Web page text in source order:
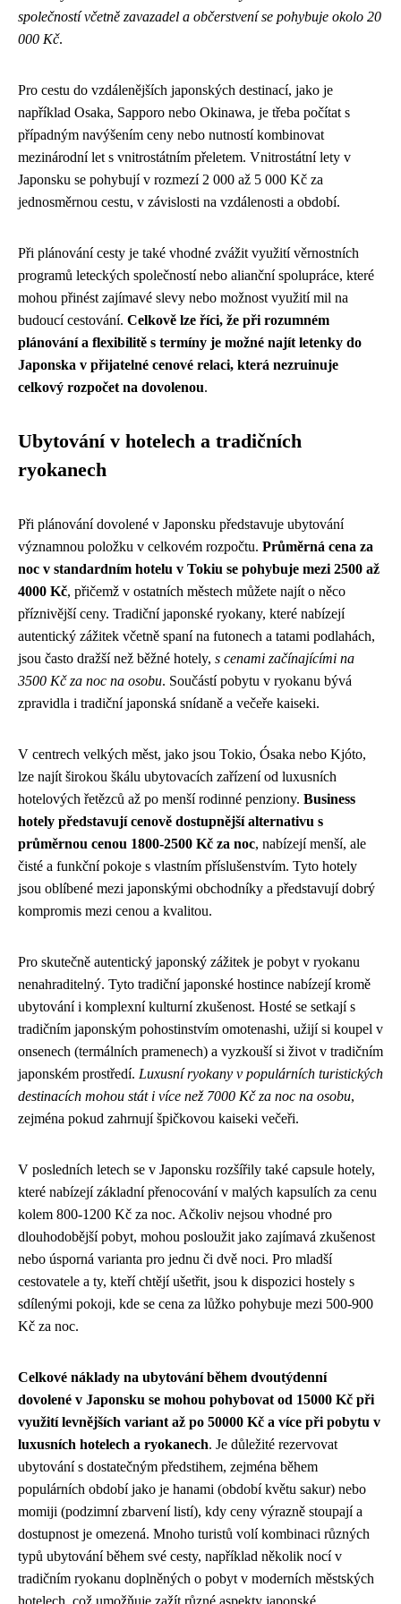
společností včetně zavazadel a občerstvení se pohybuje okolo 20
000 Kč.
Pro cestu do vzdálenějších japonských destinací, jako je
například Osaka, Sapporo nebo Okinawa, je třeba počítat s
případným navýšením ceny nebo nutností kombinovat
mezinárodní let s vnitrostátním přeletem. Vnitrostátní lety v
Japonsku se pohybují v rozmezí 2 000 až 5 000 Kč za
jednosměrnou cestu, v závislosti na vzdálenosti a období.
Při plánování cesty je také vhodné zvážit využití věrnostních
programů leteckých společností nebo alianční spolupráce, které
mohou přinést zajímavé slevy nebo možnost využití mil na
budoucí cestování. Celkově lze říci, že při rozumném
plánování a flexibilitě s termíny je možné najít letenky do
Japonska v přijatelné cenové relaci, která nezruinuje
celkový rozpočet na dovolenou.
Ubytování v hotelech a tradičních
ryokanech
Při plánování dovolené v Japonsku představuje ubytování
významnou položku v celkovém rozpočtu. Průměrná cena za
noc v standardním hotelu v Tokiu se pohybuje mezi 2500 až
4000 Kč, přičemž v ostatních městech můžete najít o něco
příznivější ceny. Tradiční japonské ryokany, které nabízejí
autentický zážitek včetně spaní na futonech a tatami podlahách,
jsou často dražší než běžné hotely, s cenami začínajícími na
3500 Kč za noc na osobu. Součástí pobytu v ryokanu bývá
zpravidla i tradiční japonská snídaně a večeře kaiseki.
V centrech velkých měst, jako jsou Tokio, Ósaka nebo Kjóto,
lze najít širokou škálu ubytovacích zařízení od luxusních
hotelových řetězců až po menší rodinné penziony. Business
hotely představují cenově dostupnější alternativu s
průměrnou cenou 1800-2500 Kč za noc, nabízejí menší, ale
čisté a funkční pokoje s vlastním příslušenstvím. Tyto hotely
jsou oblíbené mezi japonskými obchodníky a představují dobrý
kompromis mezi cenou a kvalitou.
Pro skutečně autentický japonský zážitek je pobyt v ryokanu
nenahraditelný. Tyto tradiční japonské hostince nabízejí kromě
ubytování i komplexní kulturní zkušenost. Hosté se setkají s
tradičním japonským pohostinstvím omotenashi, užijí si koupel v
onsenech (termálních pramenech) a vyzkouší si život v tradičním
japonském prostředí. Luxusní ryokany v populárních turistických
destinacích mohou stát i více než 7000 Kč za noc na osobu,
zejména pokud zahrnují špičkovou kaiseki večeři.
V posledních letech se v Japonsku rozšířily také capsule hotely,
které nabízejí základní přenocování v malých kapsulích za cenu
kolem 800-1200 Kč za noc. Ačkoliv nejsou vhodné pro
dlouhodobější pobyt, mohou posloužit jako zajímavá zkušenost
nebo úsporná varianta pro jednu či dvě noci. Pro mladší
cestovatele a ty, kteří chtějí ušetřit, jsou k dispozici hostely s
sdílenými pokoji, kde se cena za lůžko pohybuje mezi 500-900
Kč za noc.
Celkové náklady na ubytování během dvoutýdenní
dovolené v Japonsku se mohou pohybovat od 15000 Kč při
využití levnějších variant až po 50000 Kč a více při pobytu v
luxusních hotelech a ryokanech. Je důležité rezervovat
ubytování s dostatečným předstihem, zejména během
populárních období jako je hanami (období květu sakur) nebo
momiji (podzimní zbarvení listí), kdy ceny výrazně stoupají a
dostupnost je omezená. Mnoho turistů volí kombinaci různých
typů ubytování během své cesty, například několik nocí v
tradičním ryokanu doplněných o pobyt v moderních městských
hotelech, což umožňuje zažít různé aspekty japonské